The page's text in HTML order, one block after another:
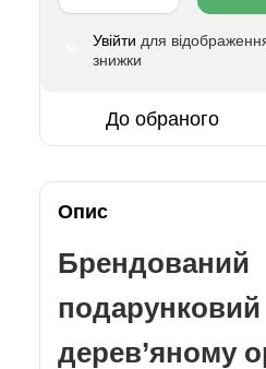
Увійти для
знижки
До обраного
Опис
Брендований
подарунковий
дерев’яному